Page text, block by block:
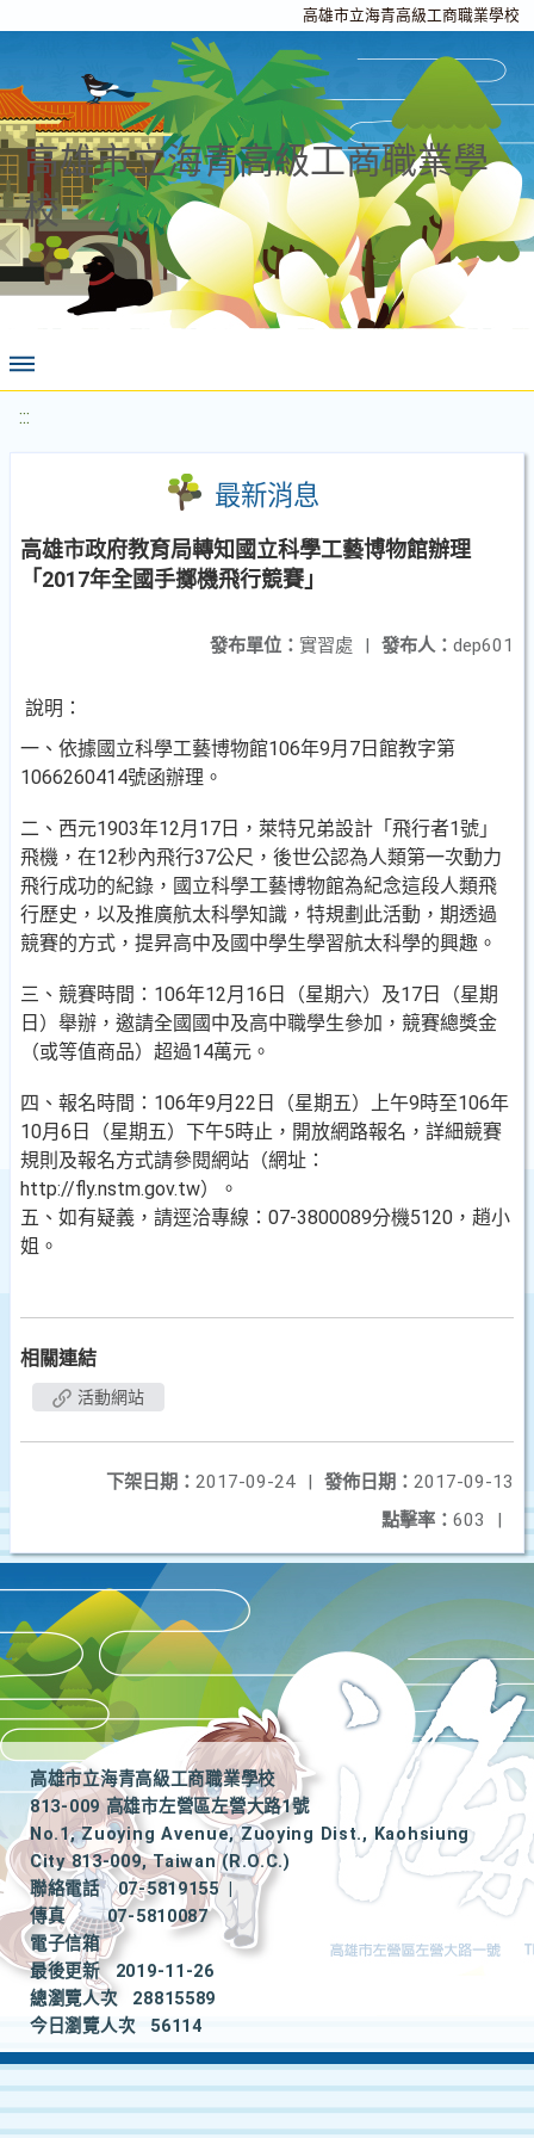
高雄市立海青高級工商職業學校
高雄市立海青高級工商職業學
校
:::
最新消息
高雄市政府教育局轉知國立科學工藝博物館辦理
「2017年全國手擲機飛行競賽」
發布人： dep601
發布單位： 實習處 |
說明：
一、依據國立科學工藝博物館106年9月7日館教字第
1066260414號函辦理。
二、西元1903年12月17日，萊特兄弟設計「飛行者1號」
飛機，在12秒內飛行37公尺，後世公認為人類第一次動力
飛行成功的紀錄，國立科學工藝博物館為紀念這段人類飛
行歷史，以及推廣航太科學知識，特規劃此活動，期透過
競賽的方式，提昇高中及國中學生學習航太科學的興趣。
三、競賽時間：106年12月16日（星期六）及17日（星期
日）舉辦，邀請全國國中及高中職學生參加，競賽總獎金
（或等值商品）超過14萬元。
四、報名時間：106年9月22日（星期五）上午9時至106年
10月6日（星期五）下午5時止，開放網路報名，詳細競賽
規則及報名方式請參閱網站（網址：
http://fly.nstm.gov.tw）。
五、如有疑義，請逕洽專線：07-3800089分機5120，趙小
姐。
相關連結
活動網站
發佈日期： 2017-09-13
下架日期： 2017-09-24
|
點擊率： 603 |
高雄市立海青高級工商職業學校
813-009 高雄市左營區左營大路1號
No.1, Zuoying Avenue, Zuoying Dist., Kaohsiung
City 813-009, Taiwan (R.O.C.)
聯絡電話
07-5819155
|
傳真
07-5810087
電子信箱
最後更新
2019-11-26
總瀏覽人次
28815589
今日瀏覽人次
56114